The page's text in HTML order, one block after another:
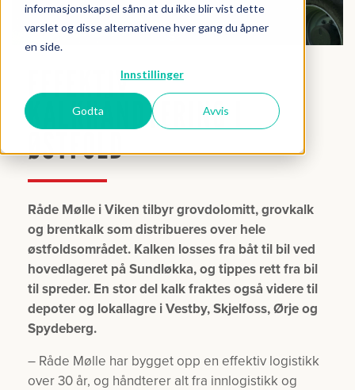
informasjonskapsel sånn at du ikke blir vist dette
varslet og disse alternativene hver gang du åpner
en side.
Innstillinger
Godta Avvis
EFFEKTIV
KALKHÅNDTERING I
ØSTFOLD
Råde Mølle i Viken tilbyrgrovdolomitt, grovkalk
og brentkalk som distribueres over hele
østfoldsområdet. Kalken losses fra båt til bil ved
hovedlageret på Sundløkka, og tippes rett fra bil
til spreder. En stor del kalk fraktes også videre til
depoter og lokallagre i Vestby, Skjelfoss, Ørje og
Spydeberg.
– Råde Mølle har bygget opp en effektiv logistikk
over 30 år, og håndterer alt fra innlogistikk og